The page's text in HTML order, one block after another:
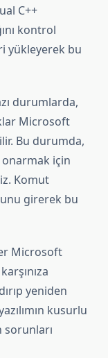
C++
kontrol
yükleyerek bu
durumlarda,
Microsoft
Bu durumda,
onarmak için
Komut
girerek bu
Microsoft
yeniden
kusurlu